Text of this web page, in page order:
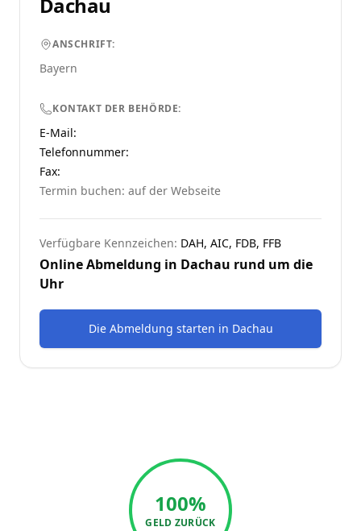
ANSCHRIFT:
Bayern
KONTAKT DER BEHÖRDE:
E-Mail:
Telefonnummer:
Fax:
Termin buchen: auf der Webseite
Verfügbare Kennzeichen: DAH, AIC, FDB, FFB
Online Abmeldung in Dachau rund um die
Uhr
Die Abmeldung starten in Dachau
100%
GELD ZURÜCK